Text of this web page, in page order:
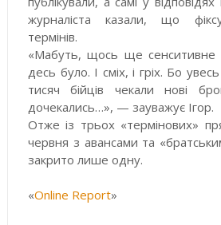
журналіста казали, що
термінів.
«Мабуть, щось ще
десь було. І сміх, і гріх. Бо
тисяч бійців чекали нові
дочекались…», — зауважує Ігор.
Отже із трьох «термінових»
червня з авансами та
закрито лише одну.
«Online Report»